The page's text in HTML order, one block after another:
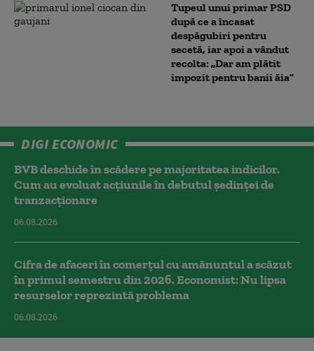
Tupeul unui primar PSD
după ce a încasat
despăgubiri pentru
secetă, iar apoi a vândut
recolta: „Dar am plătit
impozit pentru banii ăia”
DIGI ECONOMIC
BVB deschide în scădere pe majoritatea indicilor.
Cum au evoluat acțiunile în debutul ședinței de
tranzacționare
06.08.2026
Cifra de afaceri în comerțul cu amănuntul a scăzut
în primul semestru din 2026. Economist: Nu lipsa
resurselor reprezintă problema
06.08.2026